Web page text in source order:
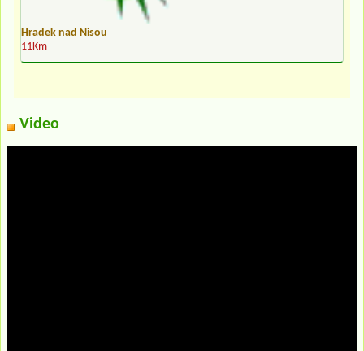
Hradek nad Nisou
11Km
Video